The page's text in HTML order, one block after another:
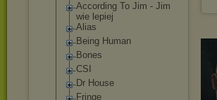
According To Jim - Jim
wie lepiej
Alias
Being Human
Bones
CSI
Dr House
Fringe